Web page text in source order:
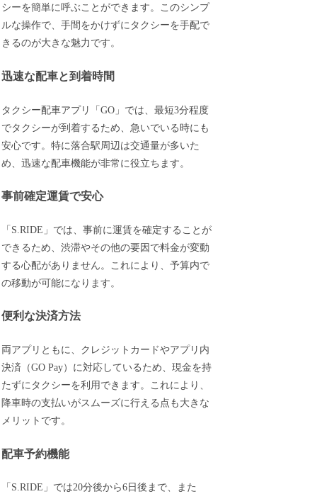
シーを簡単に呼ぶことができます。このシンプ
ルな操作で、手間をかけずにタクシーを手配で
きるのが大きな魅力です。
迅速な配車と到着時間
タクシー配車アプリ「GO」では、最短3分程度
でタクシーが到着するため、急いでいる時にも
安心です。特に落合駅周辺は交通量が多いた
め、迅速な配車機能が非常に役立ちます。
事前確定運賃で安心
「S.RIDE」では、事前に運賃を確定することが
できるため、渋滞やその他の要因で料金が変動
する心配がありません。これにより、予算内で
の移動が可能になります。
便利な決済方法
両アプリともに、クレジットカードやアプリ内
決済（GO Pay）に対応しているため、現金を持
たずにタクシーを利用できます。これにより、
降車時の支払いがスムーズに行える点も大きな
メリットです。
配車予約機能
「S.RIDE」では20分後から6日後まで、また